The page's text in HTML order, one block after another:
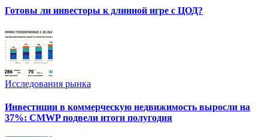
Готовы ли инвесторы к длинной игре с ЦОД?
Исследования рынка
Инвестиции в коммерческую недвижимость выросли на
37%: CMWP подвели итоги полугодия